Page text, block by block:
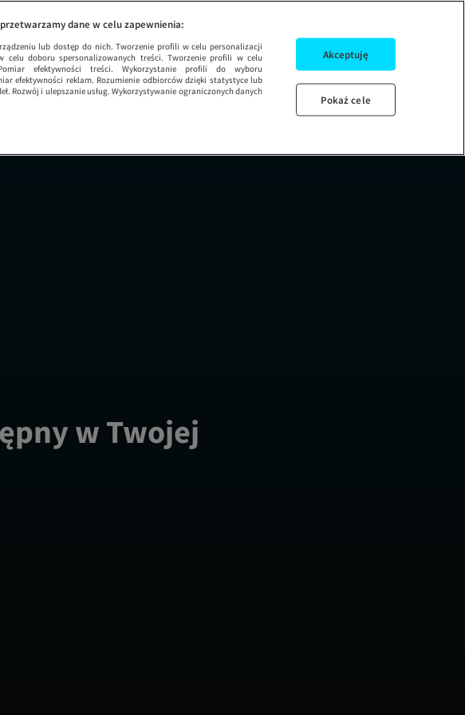
Na Wspólnej: Od
ODCINEK 271
w Twojej
dane w celu zapewnienia:
lub dostęp do nich. Tworzenie profili w celu personalizacji
celu doboru spersonalizowanych treści. Tworzenie profili w celu
efektywności treści. Wykorzystanie profili do wyboru
efektywności reklam. Rozumienie odbiorców dzięki statystyce lub
Rozwój i ulepszanie usług. Wykorzystywanie ograniczonych danych
Akceptuję
Pokaż cele